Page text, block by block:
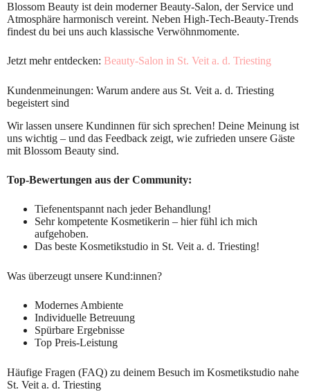
Blossom Beauty ist dein moderner Beauty-Salon, der Service und
Atmosphäre harmonisch vereint. Neben High-Tech-Beauty-Trends
findest du bei uns auch klassische Verwöhnmomente.
Jetzt mehr entdecken: Beauty-Salon in St. Veit a. d. Triesting
Kundenmeinungen: Warum andere aus St. Veit a. d. Triesting
begeistert sind
Wir lassen unsere Kundinnen für sich sprechen! Deine Meinung ist
uns wichtig – und das Feedback zeigt, wie zufrieden unsere Gäste
mit Blossom Beauty sind.
Top-Bewertungen aus der Community:
Tiefenentspannt nach jeder Behandlung!
Sehr kompetente Kosmetikerin – hier fühl ich mich
aufgehoben.
Das beste Kosmetikstudio in St. Veit a. d. Triesting!
Was überzeugt unsere Kund:innen?
Modernes Ambiente
Individuelle Betreuung
Spürbare Ergebnisse
Top Preis-Leistung
Häufige Fragen (FAQ) zu deinem Besuch im Kosmetikstudio nahe
St. Veit a. d. Triesting